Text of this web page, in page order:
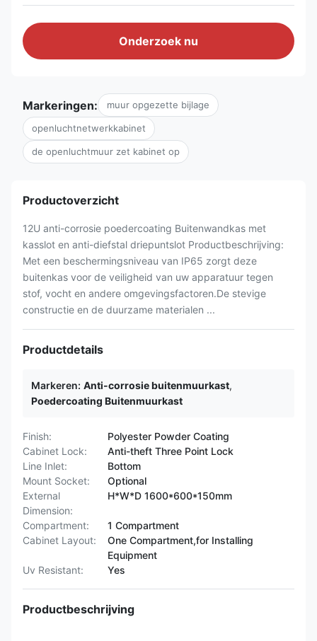
Onderzoek nu
Markeringen: muur opgezette bijlage
openluchtnetwerkkabinet
de openluchtmuur zet kabinet op
Productoverzicht
12U anti-corrosie poedercoating Buitenwandkas met
kasslot en anti-diefstal driepuntslot Productbeschrijving:
Met een beschermingsniveau van IP65 zorgt deze
buitenkas voor de veiligheid van uw apparatuur tegen
stof, vocht en andere omgevingsfactoren.De stevige
constructie en de duurzame materialen ...
Productdetails
Markeren: Anti-corrosie buitenmuurkast,
Poedercoating Buitenmuurkast
Finish:
Polyester Powder Coating
Cabinet Lock:
Anti-theft Three Point Lock
Line Inlet:
Bottom
Mount Socket:
Optional
External
Dimension:
H*W*D 1600*600*150mm
Compartment:
1 Compartment
Cabinet Layout:
One Compartment,for Installing
Equipment
Uv Resistant:
Yes
Productbeschrijving